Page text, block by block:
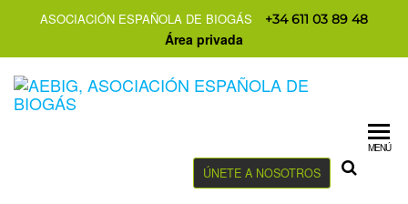
ASOCIACIÓN ESPAÑOLA DE BIOGÁS +34 611 03 89 48
Área privada
ÚNETE A NOSOTROS
MENÚ